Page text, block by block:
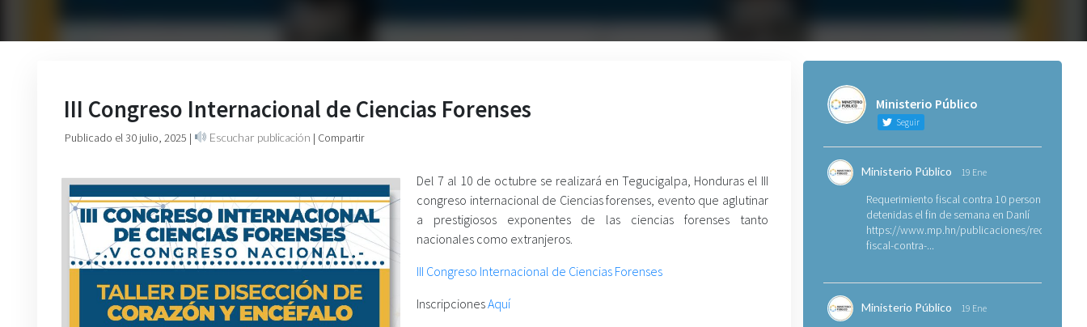
III Congreso Internacional de Ciencias Forenses
Publicado el 30 julio, 2025 | Escuchar publicación | Compartir
Del 7 al 10 de octubre se realizará en Tegucigalpa, Honduras el III
congreso internacional de Ciencias forenses, evento que aglutinar
a prestigiosos exponentes de las ciencias forenses tanto
nacionales como extranjeros.
III Congreso Internacional de Ciencias Forenses
InscripcionesAquí
Ministerio Público
Seguir
Ministerio Público 19 Ene
Requerimiento fiscal contra 10 personas
detenidas el fin de semana en Danlí
https://www.mp.hn/publicaciones/
fiscal-contra-...
Ministerio Público 19 Ene